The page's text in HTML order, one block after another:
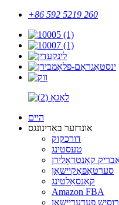
+86 592 5219 260
היים
אונדזער באַדינונגס
דורכקוק
טעסטינג
קאָנטראָלירן
סערטאַפאַקיישאַן
קאַנסאַלטינג
Amazon FBA
פעדעריישאַן